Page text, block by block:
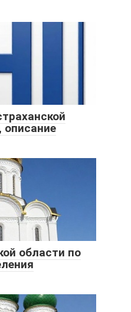
описание
области по